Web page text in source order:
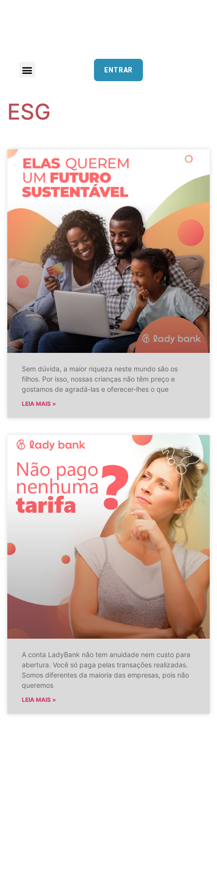
ENTRAR
ESG
Sem dúvida, a maior riqueza neste mundo são os
filhos. Por isso, nossas crianças não têm preço e
gostamos de agradá-las e oferecer-lhes o que
LEIA MAIS »
A conta LadyBank não tem anuidade nem custo para
abertura. Você só paga pelas transações realizadas.
Somos diferentes da maioria das empresas, pois não
queremos
LEIA MAIS »